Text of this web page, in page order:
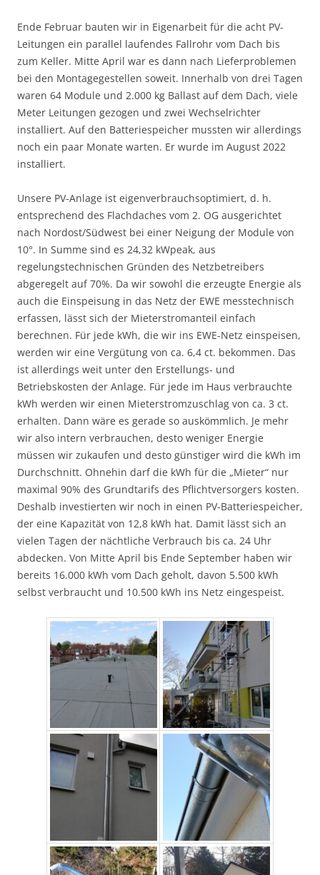
Ende Februar bauten wir in Eigenarbeit für die acht PV-
Leitungen ein parallel laufendes Fallrohr vom Dach bis
zum Keller. Mitte April war es dann nach Lieferproblemen
bei den Montagegestellen soweit. Innerhalb von drei Tagen
waren 64 Module und 2.000 kg Ballast auf dem Dach, viele
Meter Leitungen gezogen und zwei Wechselrichter
installiert. Auf den Batteriespeicher mussten wir allerdings
noch ein paar Monate warten. Er wurde im August 2022
installiert.
Unsere PV-Anlage ist eigenverbrauchsoptimiert, d. h.
entsprechend des Flachdaches vom 2. OG ausgerichtet
nach Nordost/Südwest bei einer Neigung der Module von
10°. In Summe sind es 24,32 kWpeak, aus
regelungstechnischen Gründen des Netzbetreibers
abgeregelt auf 70%. Da wir sowohl die erzeugte Energie als
auch die Einspeisung in das Netz der EWE messtechnisch
erfassen, lässt sich der Mieterstromanteil einfach
berechnen. Für jede kWh, die wir ins EWE-Netz einspeisen,
werden wir eine Vergütung von ca. 6,4 ct. bekommen. Das
ist allerdings weit unter den Erstellungs- und
Betriebskosten der Anlage. Für jede im Haus verbrauchte
kWh werden wir einen Mieterstromzuschlag von ca. 3 ct.
erhalten. Dann wäre es gerade so auskömmlich. Je mehr
wir also intern verbrauchen, desto weniger Energie
müssen wir zukaufen und desto günstiger wird die kWh im
Durchschnitt. Ohnehin darf die kWh für die „Mieter“ nur
maximal 90% des Grundtarifs des Pflichtversorgers kosten.
Deshalb investierten wir noch in einen PV-Batteriespeicher,
der eine Kapazität von 12,8 kWh hat. Damit lässt sich an
vielen Tagen der nächtliche Verbrauch bis ca. 24 Uhr
abdecken. Von Mitte April bis Ende September haben wir
bereits 16.000 kWh vom Dach geholt, davon 5.500 kWh
selbst verbraucht und 10.500 kWh ins Netz eingespeist.